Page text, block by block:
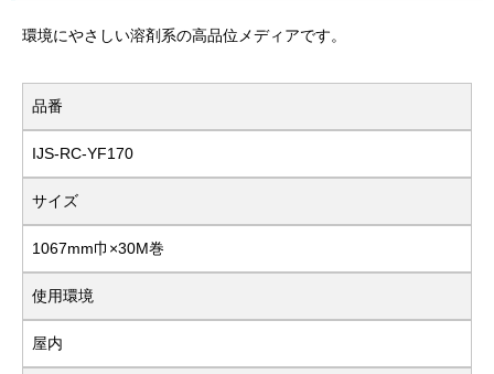
環境にやさしい溶剤系の高品位メディアです。
品番
IJS-RC-YF170
サイズ
1067mm巾×30M巻
使用環境
屋内